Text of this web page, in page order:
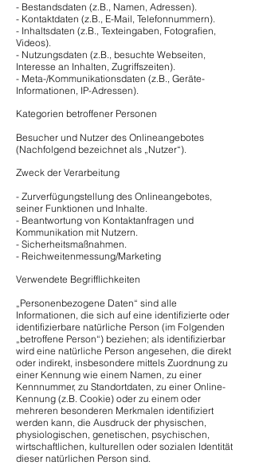
- Bestandsdaten (z.B., Namen, Adressen).
- Kontaktdaten (z.B., E-Mail, Telefonnummern).
- Inhaltsdaten (z.B., Texteingaben, Fotografien,
Videos).
- Nutzungsdaten (z.B., besuchte Webseiten,
Interesse an Inhalten, Zugriffszeiten).
- Meta-/Kommunikationsdaten (z.B., Geräte-
Informationen, IP-Adressen).
Kategorien betroffener Personen
Besucher und Nutzer des Onlineangebotes
(Nachfolgend bezeichnet als „Nutzer“).
Zweck der Verarbeitung
- Zurverfügungstellung des Onlineangebotes,
seiner Funktionen und Inhalte.
- Beantwortung von Kontaktanfragen und
Kommunikation mit Nutzern.
- Sicherheitsmaßnahmen.
- Reichweitenmessung/Marketing
Verwendete Begrifflichkeiten
„Personenbezogene Daten“ sind alle
Informationen, die sich auf eine identifizierte oder
identifizierbare natürliche Person (im Folgenden
„betroffene Person“) beziehen; als identifizierbar
wird eine natürliche Person angesehen, die direkt
oder indirekt, insbesondere mittels Zuordnung zu
einer Kennung wie einem Namen, zu einer
Kennnummer, zu Standortdaten, zu einer Online-
Kennung (z.B. Cookie) oder zu einem oder
mehreren besonderen Merkmalen identifiziert
werden kann, die Ausdruck der physischen,
physiologischen, genetischen, psychischen,
wirtschaftlichen, kulturellen oder sozialen Identität
dieser natürlichen Person sind.